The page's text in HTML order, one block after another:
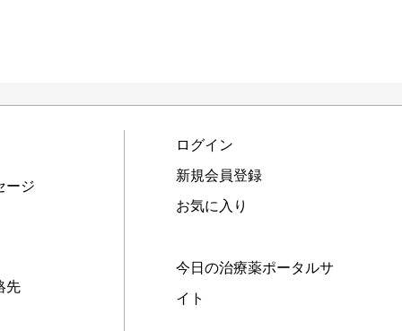
ージ
先
ログイン
新規会員登録
お気に入り
今日の治療薬ポータルサ
イト